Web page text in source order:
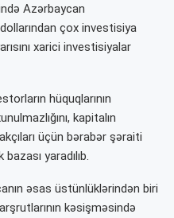
Azərbaycan
çox investisiya
xarici investisiyalar
hüquqlarının
kapitalın
üçün bərabər şəraiti
yaradılıb.
əsas üstünlüklərindən biri
kəsişməsində